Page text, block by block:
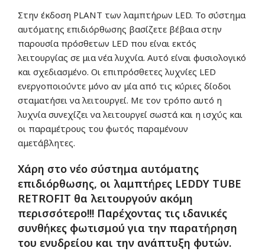
Στην έκδοση PLANT των λαμπτήρων LED. Το σύστημα
αυτόματης επιδιόρθωσης βασίζετε βέβαια στην
παρουσία πρόσθετων LED που είναι εκτός
λειτουργίας σε μια νέα λυχνία. Αυτό είναι φυσιολογικό
και σχεδιασμένο. Οι επιπρόσθετες λυχνίες LED
ενεργοποιούντε μόνο αν μία από τις κύριες δίοδοι
σταματήσει να λειτουργεί. Με τον τρόπο αυτό η
λυχνία συνεχίζει να λειτουργεί σωστά και η ισχύς και
οι παραμέτρους του φωτός παραμένουν
αμετάβλητες.
Χάρη στο νέο σύστημα αυτόματης
επιδιόρθωσης, οι λαμπτήρες LEDDY TUBE
RETROFIT θα λειτουργούν ακόμη
περισσότερο!!! Παρέχοντας τις ιδανικές
συνθήκες φωτισμού για την παρατήρηση
του ενυδρείου και την ανάπτυξη φυτών.